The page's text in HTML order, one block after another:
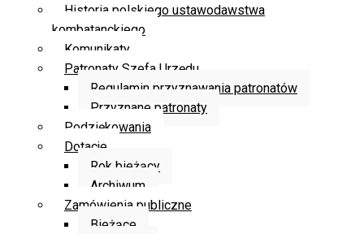
Historia polskiego ustawodawstwa
kombatanckiego
Komunikaty
Patronaty Szefa Urzędu
Regulamin przyznawania patronatów
Przyznane patronaty
Podziękowania
Dotacje
Rok bieżący
Archiwum
Zamówienia publiczne
Bieżące